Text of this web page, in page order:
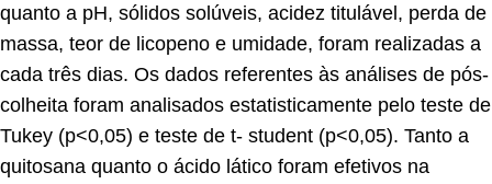
quanto a pH, sólidos solúveis, acidez titulável, perda de
massa, teor de licopeno e umidade, foram realizadas a
cada três dias. Os dados referentes às análises de pós-
colheita foram analisados estatisticamente pelo teste de
Tukey (p<0,05) e teste de t- student (p<0,05). Tanto a
quitosana quanto o ácido lático foram efetivos na